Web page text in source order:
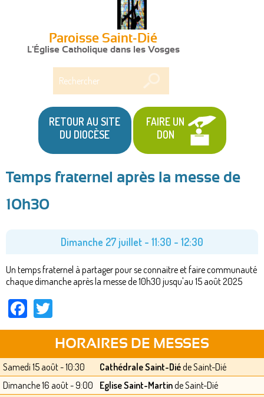
Paroisse Saint-Dié
L'Église Catholique dans les Vosges
RETOUR AU SITE
DU DIOCÈSE
FAIRE UN
DON
êtes
Temps fraternel après la messe de
10h30
Dimanche 27 juillet - 11:30 - 12:30
Un temps fraternel à partager pour se connaitre et faire communauté
chaque dimanche après la messe de 10h30 jusqu'au 15 août 2025
Facebook
HORAIRES DE MESSES
Samedi 15 août - 10:30 Cathédrale Saint-Diéde Saint-Dié
Dimanche 16 août - 9:00
Eglise Saint-Martinde Saint-Dié